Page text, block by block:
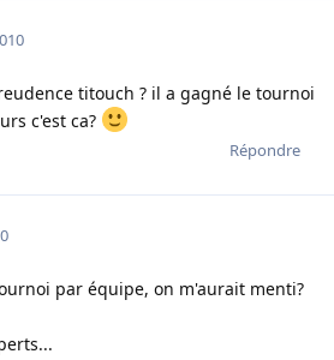
titouch ? il a gagné le tournoi
c'est ca?
Répondre
par équipe, on m'aurait menti?